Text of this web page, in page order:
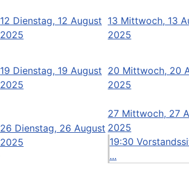
12 Dienstag, 12 August
2025
13 Mittwoch, 13
2025
19 Dienstag, 19 August
2025
20 Mittwoch, 20
2025
26 Dienstag, 26 August
2025
27 Mittwoch, 27
2025
19:30
...